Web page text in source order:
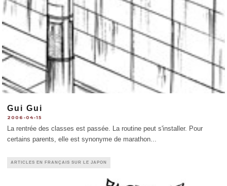
Gui Gui
2006-04-15
La rentrée des classes est passée. La routine peut s'installer. Pour
certains parents, elle est synonyme de marathon
ARTICLES EN FRANÇAIS SUR LE JAPON